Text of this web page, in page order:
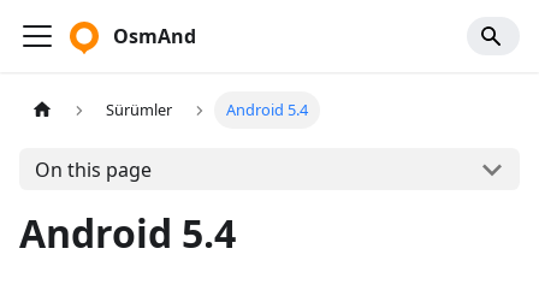
OsmAnd
Sürümler Android 5.4
On this page
Android 5.4